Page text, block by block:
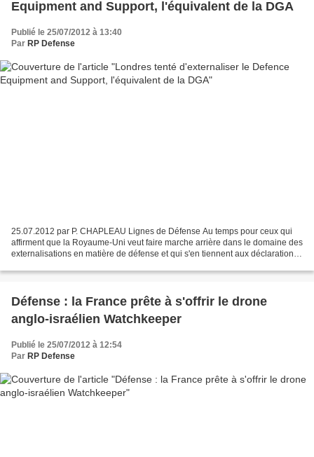
Equipment and Support, l'équivalent de la DGA
Publié le 25/07/2012 à 13:40
Par RP Defense
25.07.2012 par P. CHAPLEAU Lignes de Défense Au temps pour ceux qui
affirment que la Royaume-Uni veut faire marche arrière dans le domaine des
externalisations en matière de défense et qui s'en tiennent aux déclarations
Défense : la France prête à s'offrir le drone
anglo-israélien Watchkeeper
Publié le 25/07/2012 à 12:54
Par RP Defense